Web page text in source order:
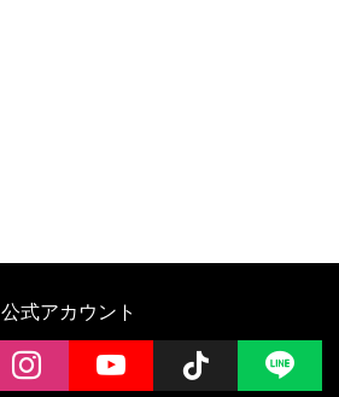
公式アカウント
instagramYouTube Follow